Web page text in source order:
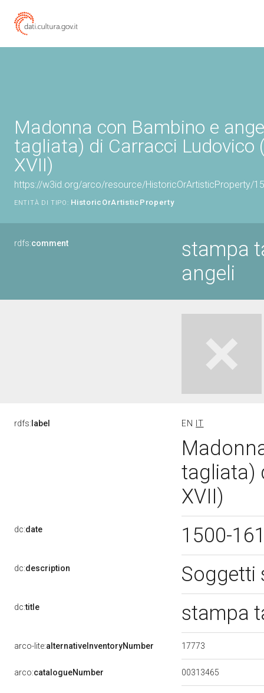
Madonna con Bambino e
tagliata) di Carracci Ludovico
XVII)
https://w3id.org/arco/resource/HistoricOrArtisticProperty/
ENTITÀ DI TIPO: HistoricOrArtisticProperty
rdfs:comment
stampa
angeli
rdfs: label EN IT
tagliata)
XVII)
dc:date 1500-
dc:description Soggetti
dc:title stampa
arco-lite:alternativeInventoryNumber 17773
arco:catalogueNumber 00313465